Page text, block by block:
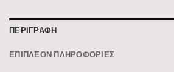
ΠΕΡΙΓΡΑΦΉ
ΕΠΙΠΛΈΟΝ ΠΛΗΡΟΦΟΡΊΕΣ